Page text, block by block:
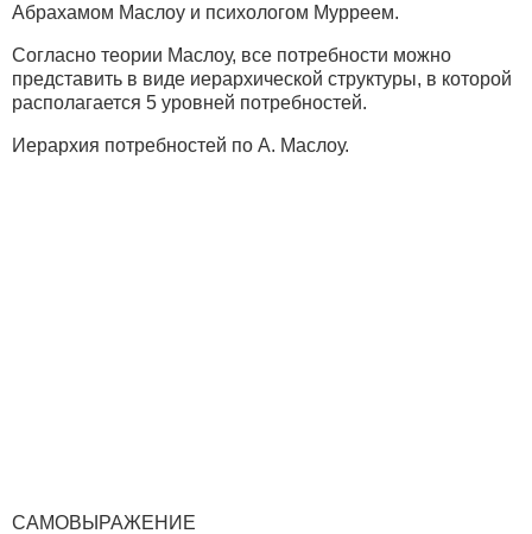
Абрахамом Маслоу и психологом Мурреем.
Согласно теории Маслоу, все потребности можно
представить в виде иерархической структуры, в которой
располагается 5 уровней потребностей.
Иерархия потребностей по А. Маслоу.
САМОВЫРАЖЕНИЕ